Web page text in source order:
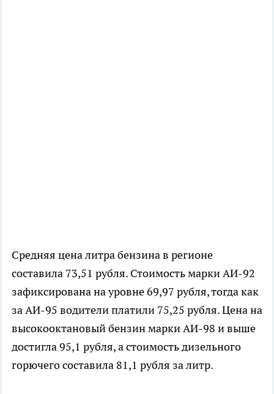
Средняя цена литра бензина в регионе
составила 73,51 рубля. Стоимость марки АИ-92
зафиксирована на уровне 69,97 рубля, тогда как
за АИ-95 водители платили 75,25 рубля. Цена на
высокооктановый бензин марки АИ-98 и выше
достигла 95,1 рубля, а стоимость дизельного
горючего составила 81,1 рубля за литр.